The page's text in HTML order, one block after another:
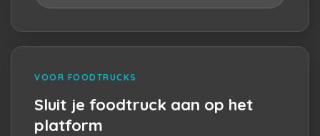
VOOR FOODTRUCKS
Sluit je foodtruck aan op het
platform